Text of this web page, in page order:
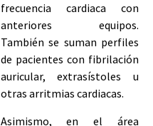
frecuencia cardiaca con
anteriores equipos.
También se suman perfiles
de pacientes con fibrilación
auricular, extrasístoles u
otras arritmias cardiacas.
Asimismo, en el área